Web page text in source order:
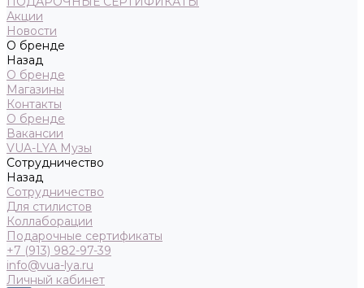
Акции
Новости
О бренде
Назад
О бренде
Магазины
Контакты
О бренде
Вакансии
VUA-LYA Музы
Сотрудничество
Назад
Сотрудничество
Для стилистов
Коллаборации
Подарочные сертификаты
+7 (913) 982-97-39
info@vua-lya.ru
Личный кабинет